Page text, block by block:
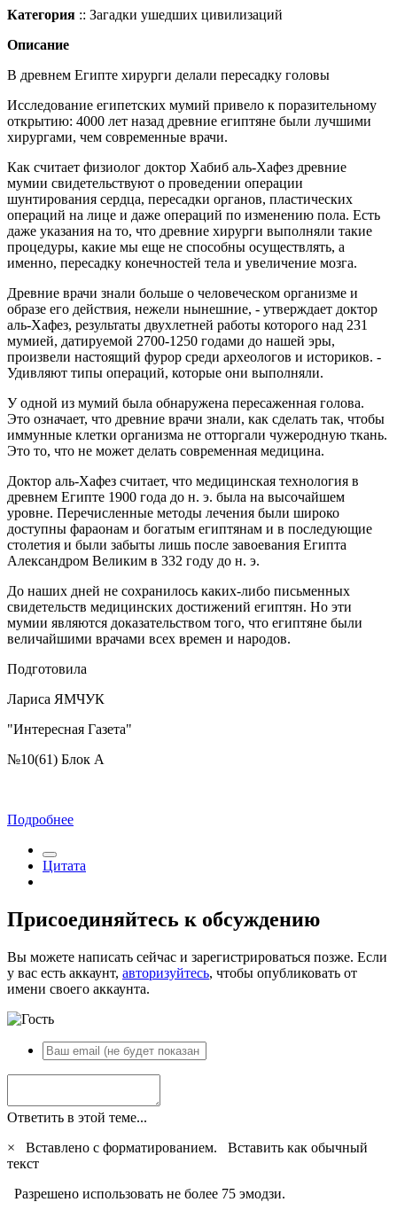
Категория :: Загадки ушедших цивилизаций
Описание
В древнем Египте хирурги делали пересадку головы
Исследование египетских мумий привело к поразительному
открытию: 4000 лет назад древние египтяне были лучшими
хирургами, чем современные врачи.
Как считает физиолог доктор Хабиб аль-Хафез древние
мумии свидетельствуют о проведении операции
шунтирования сердца, пересадки органов, пластических
операций на лице и даже операций по изменению пола. Есть
даже указания на то, что древние хирурги выполняли такие
процедуры, какие мы еще не способны осуществлять, а
именно, пересадку конечностей тела и увеличение мозга.
Древние врачи знали больше о человеческом организме и
образе его действия, нежели нынешние, - утверждает доктор
аль-Хафез, результаты двухлетней работы которого над 231
мумией, датируемой 2700-1250 годами до нашей эры,
произвели настоящий фурор среди археологов и историков. -
Удивляют типы операций, которые они выполняли.
У одной из мумий была обнаружена пересаженная голова.
Это означает, что древние врачи знали, как сделать так, чтобы
иммунные клетки организма не отторгали чужеродную ткань.
Это то, что не может делать современная медицина.
Доктор аль-Хафез считает, что медицинская технология в
древнем Египте 1900 года до н. э. была на высочайшем
уровне. Перечисленные методы лечения были широко
доступны фараонам и богатым египтянам и в последующие
столетия и были забыты лишь после завоевания Египта
Александром Великим в 332 году до н. э.
До наших дней не сохранилось каких-либо письменных
свидетельств медицинских достижений египтян. Но эти
мумии являются доказательством того, что египтяне были
величайшими врачами всех времен и народов.
Подготовила
Лариса ЯМЧУК
"Интересная Газета"
№10(61) Блок A
Подробнее
Цитата
Присоединяйтесь к обсуждению
Вы можете написать сейчас и зарегистрироваться позже. Если
у вас есть аккаунт, авторизуйтесь, чтобы опубликовать от
имени своего аккаунта.
Ответить в этой теме...
×
Вставлено с форматированием. Вставить как обычный
текст
Разрешено использовать не более 75 эмодзи.